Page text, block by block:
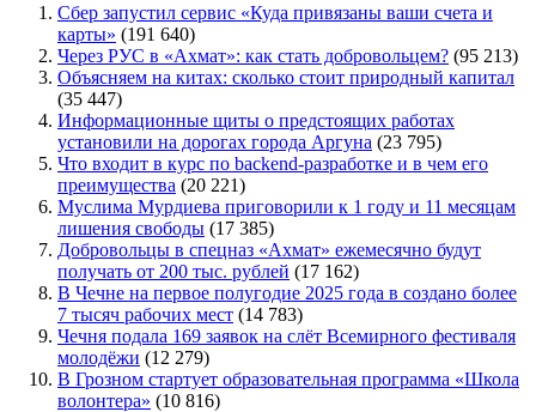
Сбер запустил сервис «Куда привязаны ваши счета и
карты» (191 640)
Через РУС в «Ахмат»: как стать добровольцем? (95 213)
Объясняем на китах: сколько стоит природный капитал
(35 447)
Информационные щиты о предстоящих работах
установили на дорогах города Аргуна (23 795)
Что входит в курс по backend-разработке и в чем его
преимущества (20 221)
Муслима Мурдиева приговорили к 1 году и 11 месяцам
лишения свободы (17 385)
Добровольцы в спецназ «Ахмат» ежемесячно будут
получать от 200 тыс. рублей (17 162)
В Чечне на первое полугодие 2025 года в создано более
7 тысяч рабочих мест (14 783)
Чечня подала 169 заявок на слёт Всемирного фестиваля
молодёжи (12 279)
В Грозном стартует образовательная программа «Школа
волонтера» (10 816)